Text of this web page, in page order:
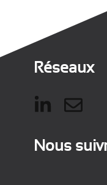
Réseaux
Nous